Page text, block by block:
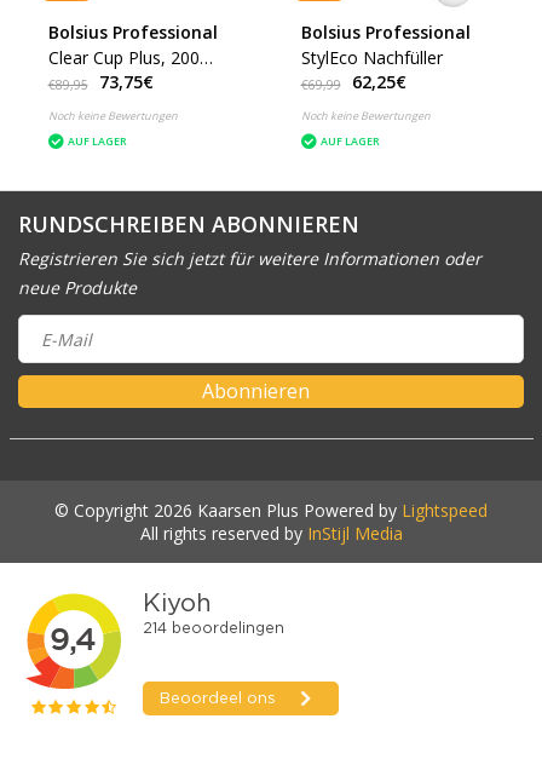
Bolsius Professional
Clear Cup Plus, 200
Stück
€89,95 73,75€
Noch keine Bewertungen
AUF LAGER
Bolsius Professional
StylEco Nachfüller
€69,99 62,25€
Noch keine Bewertungen
AUF LAGER
RUNDSCHREIBEN ABONNIEREN
Registrieren Sie sich jetzt für weitere Informationen oder
neue Produkte
Abonnieren
© Copyright 2026 Kaarsen Plus Powered by Lightspeed
All rights reserved by InStijl Media